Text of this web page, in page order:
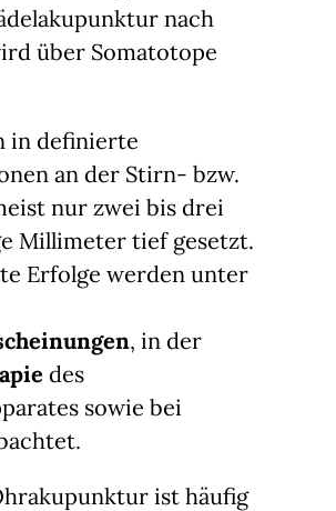
nach
über Somatotope
in definierte
an der Stirn- bzw.
nur zwei bis drei
Millimeter tief gesetzt.
Erfolge werden unter
, in der
des
sowie bei
ist häufig